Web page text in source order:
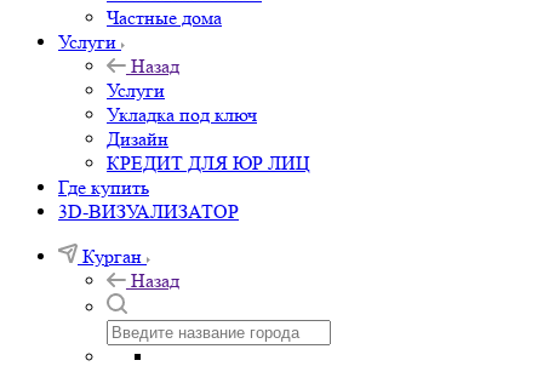
Частные дома
Услуги
Назад
Услуги
Укладка под ключ
Дизайн
КРЕДИТ ДЛЯ ЮР ЛИЦ
Где купить
3D-ВИЗУАЛИЗАТОР
Курган
Назад